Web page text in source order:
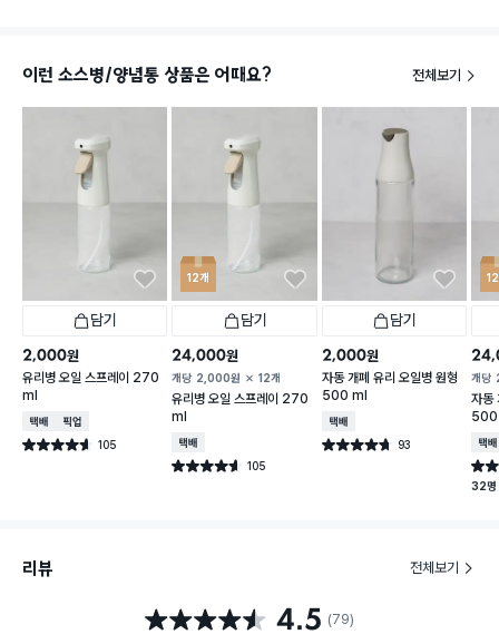
이런 소스병/양념통 상품은 어때요? 전체보기
담기
2,000원
유리병 오일 스프레이 270
ml
택배배송매장픽업
별점 4.6점 105
건 작성
12개
담기
24,000원
개당 2,000원 12개
유리병 오일 스프레이 270
ml
택배배송
별점 4.6점 105
건 작성
담기
2,000원
자동 개폐 유리 오일병 원형
500 ml
택배배송
별점 4.7점 93
건 작성
개당
자동
택배
별점
32명
리뷰 전체보기
별점 4.5점 4.5 (79)